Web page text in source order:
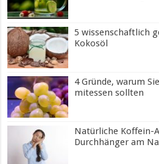
5 wissenschaftlich
Kokosöl
4 Gründe, warum
mitessen sollten
Natürliche Koffein-
Durchhänger am